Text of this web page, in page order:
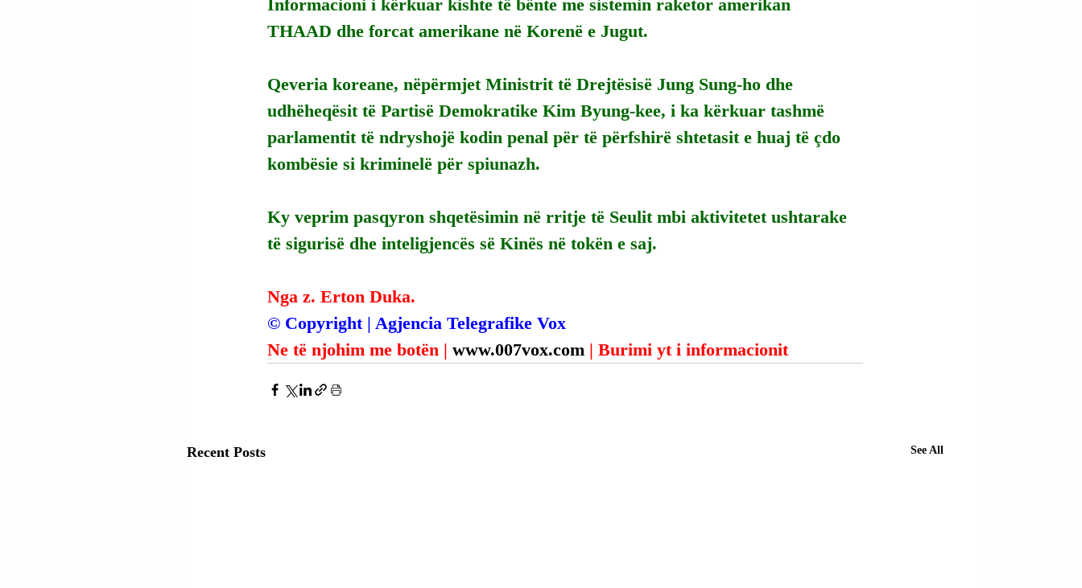
Informacioni i kërkuar kishte të bënte me sistemin raketor amerikan
THAAD dhe forcat amerikane në Korenë e Jugut.
Qeveria koreane, nëpërmjet Ministrit të Drejtësisë Jung Sung-ho dhe
udhëheqësit të Partisë Demokratike Kim Byung-kee, i ka kërkuar tashmë
parlamentit të ndryshojë kodin penal për të përfshirë shtetasit e huaj të çdo
kombësie si kriminelë për spiunazh.
Ky veprim pasqyron shqetësimin në rritje të Seulit mbi aktivitetet ushtarake
të sigurisë dhe inteligjencës së Kinës në tokën e saj.
Nga z. Erton Duka.
© Copyright | Agjencia Telegrafike Vox
Ne të njohim me botën | www.007vox.com | Burimi yt i informacionit
Recent Posts See All